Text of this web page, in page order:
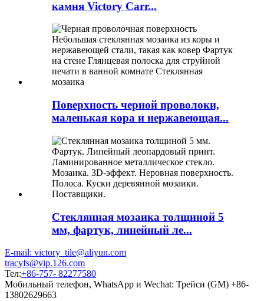
камня Victory Carr...
Поверхность черной проволоки,
маленькая кора и нержавеющая...
Стеклянная мозаика толщиной 5
мм, фартук, линейный ле...
E-mail: victory_tile@aliyun.com
tracyfs@vip.126.com
Тел:+86-757- 82277580
Мобильный телефон, WhatsApp и Wechat: Трейси (GM) +86-
13802629663